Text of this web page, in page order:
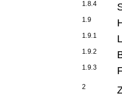
1.8.4
1.9
1.9.1
1.9.2
1.9.3
2